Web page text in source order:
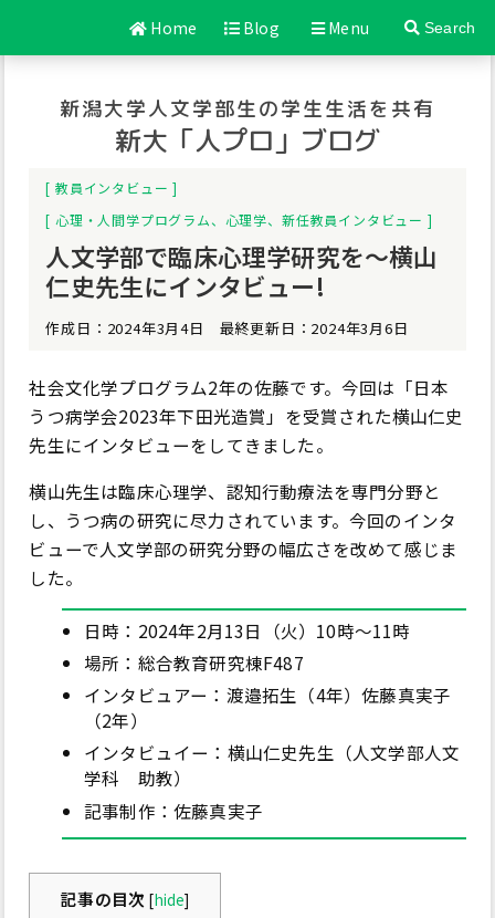
Home Blog Menu Search
新潟大学人文学部生の学生生活を共有
新大「人プロ」ブログ
教員インタビュー
心理・人間学プログラム、 心理学、 新任教員インタビュー
人文学部で臨床心理学研究を～横山
仁史先生にインタビュー!
作成日：2024年3月4日 最終更新日：2024年3月6日
社会文化学プログラム2年の佐藤です。今回は「日本
うつ病学会2023年下田光造賞」を受賞された横山仁史
先生にインタビューをしてきました。
横山先生は臨床心理学、認知行動療法を専門分野と
し、うつ病の研究に尽力されています。今回のインタ
ビューで人文学部の研究分野の幅広さを改めて感じま
した。
日時：2024年2月13日（火）10時～11時
場所：総合教育研究棟F487
インタビュアー：渡邉拓生（4年）佐藤真実子
（2年）
インタビュイー：横山仁史先生（人文学部人文
学科 助教）
記事制作：佐藤真実子
記事の目次 [hide]